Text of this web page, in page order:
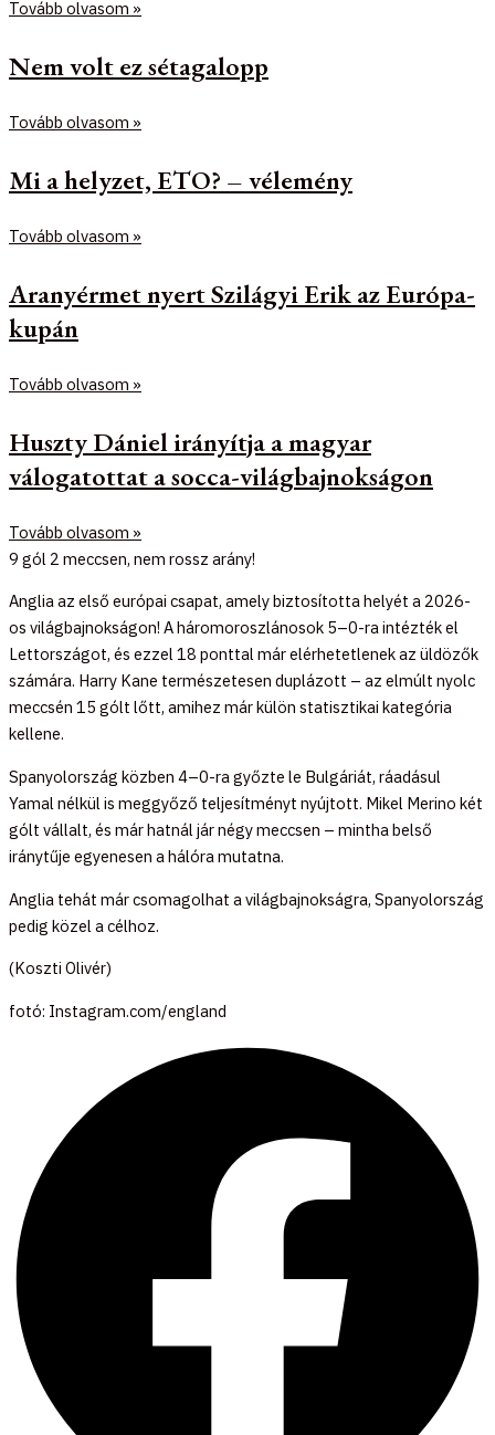
Tovább olvasom »
Nem volt ez sétagalopp
Tovább olvasom »
Mi a helyzet, ETO? – vélemény
Tovább olvasom »
Aranyérmet nyert Szilágyi Erik az Európa-
kupán
Tovább olvasom »
Huszty Dániel irányítja a magyar
válogatottat a socca-világbajnokságon
Tovább olvasom »
9 gól 2 meccsen, nem rossz arány!
Anglia az első európai csapat, amely biztosította helyét a 2026-
os világbajnokságon! A háromoroszlánosok 5–0-ra intézték el
Lettországot, és ezzel 18 ponttal már elérhetetlenek az üldözők
számára. Harry Kane természetesen duplázott – az elmúlt nyolc
meccsén 15 gólt lőtt, amihez már külön statisztikai kategória
kellene.
Spanyolország közben 4–0-ra győzte le Bulgáriát, ráadásul
Yamal nélkül is meggyőző teljesítményt nyújtott. Mikel Merino két
gólt vállalt, és már hatnál jár négy meccsen – mintha belső
iránytűje egyenesen a hálóra mutatna.
Anglia tehát már csomagolhat a világbajnokságra, Spanyolország
pedig közel a célhoz.
(Koszti Olivér)
fotó: Instagram.com/england